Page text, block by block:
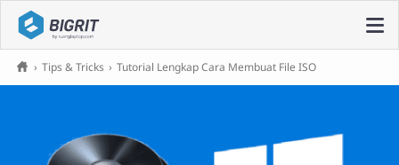
› Tips & Tricks › Tutorial Lengkap Cara Membuat File ISO